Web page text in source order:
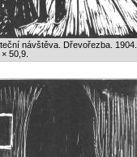
návštěva. Dřevořezba. 1904.
50,9.